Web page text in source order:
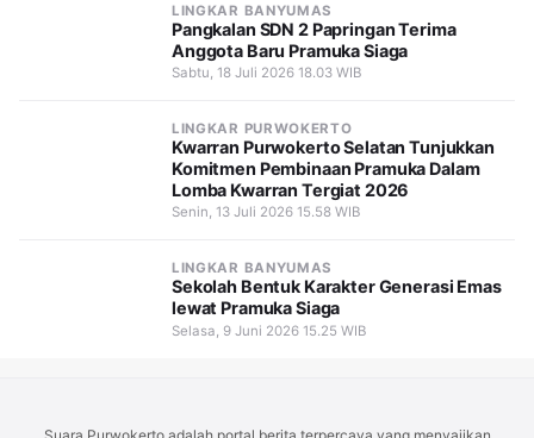
LINGKAR BANYUMAS
Pangkalan SDN 2 Papringan Terima
Anggota Baru Pramuka Siaga
Sabtu, 18 Juli 2026 18.03 WIB
LINGKAR PURWOKERTO
Kwarran Purwokerto Selatan Tunjukkan
Komitmen Pembinaan Pramuka Dalam
Lomba Kwarran Tergiat 2026
Senin, 13 Juli 2026 15.58 WIB
LINGKAR BANYUMAS
Sekolah Bentuk Karakter Generasi Emas
lewat Pramuka Siaga
Selasa, 9 Juni 2026 15.25 WIB